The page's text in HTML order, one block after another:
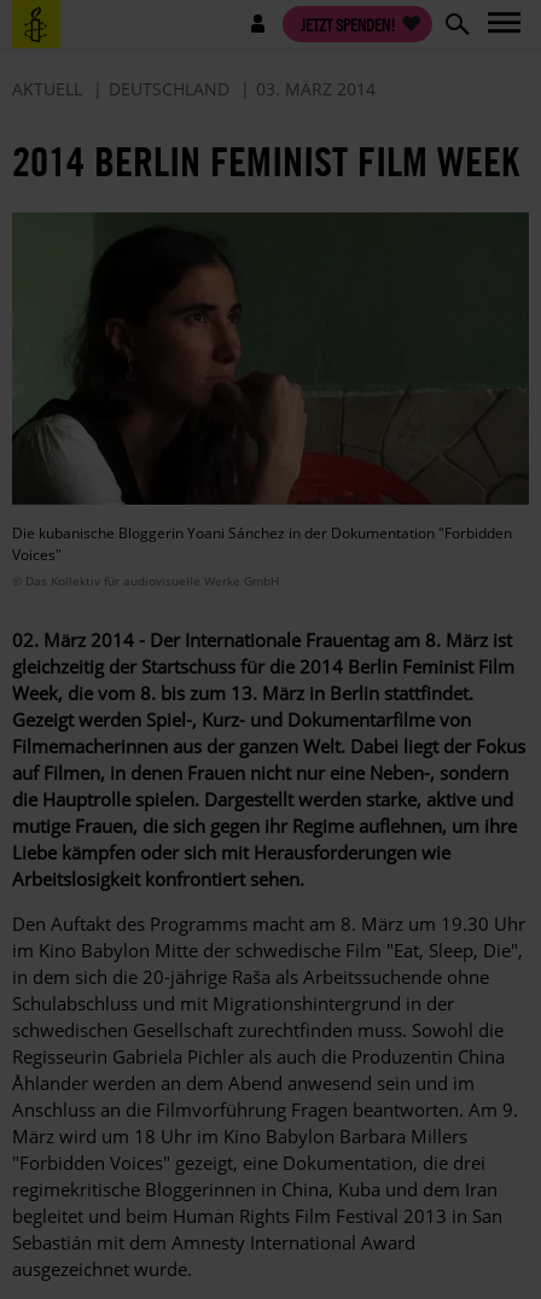
Direkt
zum
Benutzermenü JETZT SPENDEN!
AKTUELL DEUTSCHLAND 03. MÄRZ 2014
2014 BERLIN FEMINIST FILM WEEK
Die kubanische Bloggerin Yoani Sánchez in der Dokumentation "Forbidden
Voices"
© Das Kollektiv für audiovisuelle Werke GmbH
02. März 2014 - Der Internationale Frauentag am 8. März ist
gleichzeitig der Startschuss für die 2014 Berlin Feminist Film
Week, die vom 8. bis zum 13. März in Berlin stattfindet.
Gezeigt werden Spiel-, Kurz- und Dokumentarfilme von
Filmemacherinnen aus der ganzen Welt. Dabei liegt der Fokus
auf Filmen, in denen Frauen nicht nur eine Neben-, sondern
die Hauptrolle spielen. Dargestellt werden starke, aktive und
mutige Frauen, die sich gegen ihr Regime auflehnen, um ihre
Liebe kämpfen oder sich mit Herausforderungen wie
Arbeitslosigkeit konfrontiert sehen.
Den Auftakt des Programms macht am 8. März um 19.30 Uhr
im Kino Babylon Mitte der schwedische Film "Eat, Sleep, Die",
in dem sich die 20-jährige Raša als Arbeitssuchende ohne
Schulabschluss und mit Migrationshintergrund in der
schwedischen Gesellschaft zurechtfinden muss. Sowohl die
Regisseurin Gabriela Pichler als auch die Produzentin China
Åhlander werden an dem Abend anwesend sein und im
Anschluss an die Filmvorführung Fragen beantworten. Am 9.
März wird um 18 Uhr im Kino Babylon Barbara Millers
"Forbidden Voices" gezeigt, eine Dokumentation, die drei
regimekritische Bloggerinnen in China, Kuba und dem Iran
begleitet und beim Human Rights Film Festival 2013 in San
Sebastián mit dem Amnesty International Award
ausgezeichnet wurde.